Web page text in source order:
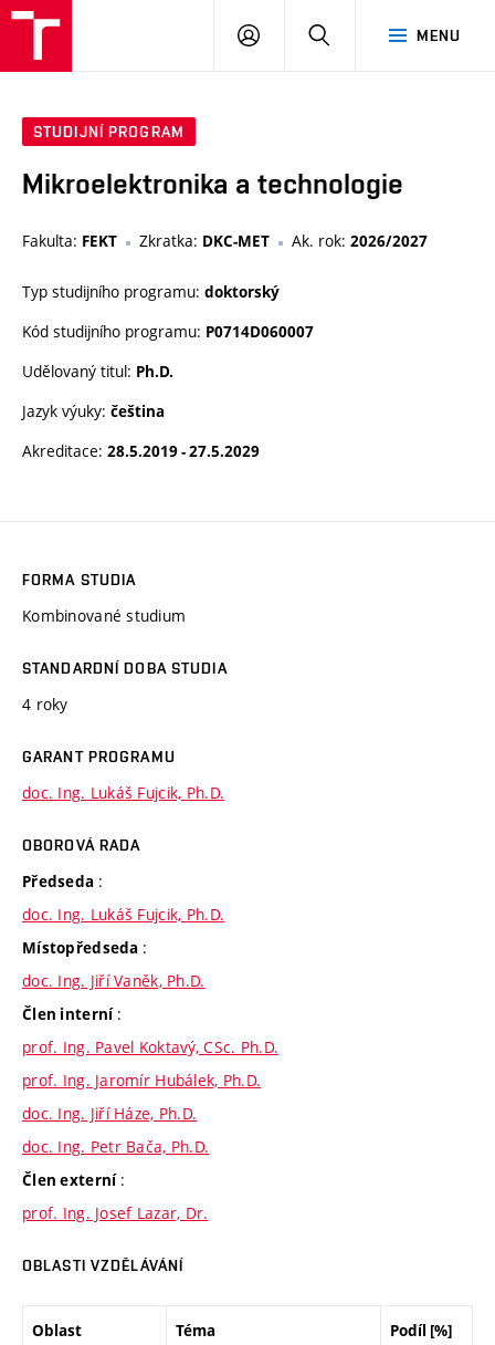
MENU
PŘIHLÁSIT
STUDIJNÍ PROGRAM
Mikroelektronika a technologie
Fakulta: FEKT Zkratka: DKC-MET Ak. rok: 2026/2027
Typ studijního programu: doktorský
Kód studijního programu: P0714D060007
Udělovaný titul: Ph.D.
Jazyk výuky: čeština
Akreditace: 28.5.2019 - 27.5.2029
FORMA STUDIA
Kombinované studium
STANDARDNÍ DOBA STUDIA
4 roky
GARANT PROGRAMU
doc. Ing. Lukáš Fujcik, Ph.D.
OBOROVÁ RADA
Předseda :
doc. Ing. Lukáš Fujcik, Ph.D.
Místopředseda :
doc. Ing. Jiří Vaněk, Ph.D.
Člen interní :
prof. Ing. Pavel Koktavý, CSc. Ph.D.
prof. Ing. Jaromír Hubálek, Ph.D.
doc. Ing. Jiří Háze, Ph.D.
doc. Ing. Petr Bača, Ph.D.
Člen externí :
prof. Ing. Josef Lazar, Dr.
OBLASTI VZDĚLÁVÁNÍ
Oblast Téma Podíl [%]